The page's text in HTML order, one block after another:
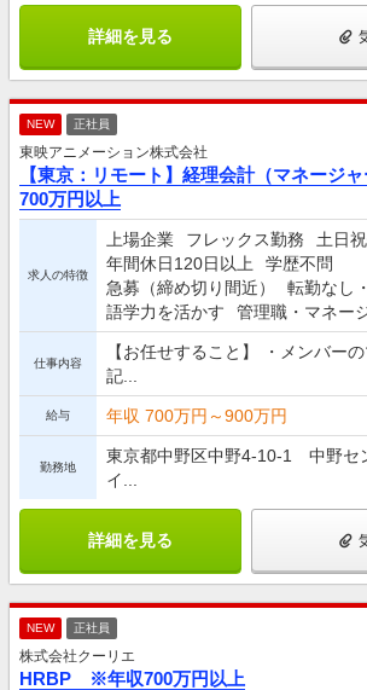
詳細を見る
NEW 正社員
東映アニメーション株式会社
【東京：リモート】経理会計（マネー
700万円以上
求人の特徴
上場企業 フレックス勤務
土日
年間休日120日以上
学歴不問
急募（締め切り間近）
転勤なし
語学力を活かす
管理職・マネー
仕事内容
【お任せすること】 ・メンバー
記...
給与 年収 700万円～900万円
勤務地
東京都中野区中野4-10-1 中野セ
イ...
詳細を見る
NEW 正社員
株式会社クーリエ
HRBP ※年収700万円以上